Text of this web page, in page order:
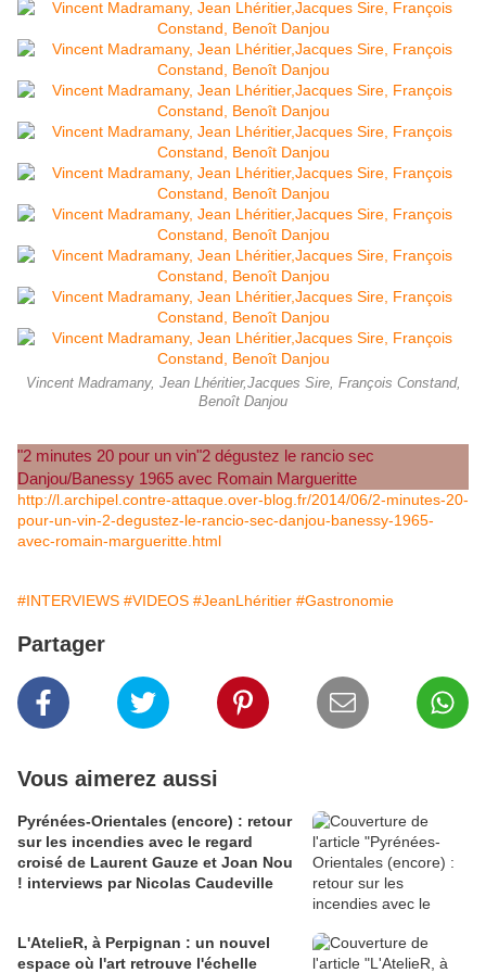
Vincent Madramany, Jean Lhéritier,Jacques Sire, François Constand,
Benoît Danjou
"2 minutes 20 pour un vin"2 dégustez le rancio sec
Danjou/Banessy 1965 avec Romain Margueritte
http://l.archipel.contre-attaque.over-blog.fr/2014/06/2-minutes-20-
pour-un-vin-2-degustez-le-rancio-sec-danjou-banessy-1965-
avec-romain-margueritte.html
#INTERVIEWS #VIDEOS #JeanLhéritier #Gastronomie
Partager
Vous aimerez aussi
Pyrénées-Orientales (encore) : retour
sur les incendies avec le regard
croisé de Laurent Gauze et Joan Nou
! interviews par Nicolas Caudeville
L'AtelieR, à Perpignan : un nouvel
espace où l'art retrouve l'échelle